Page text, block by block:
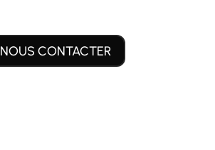
NOUS CONTACTER